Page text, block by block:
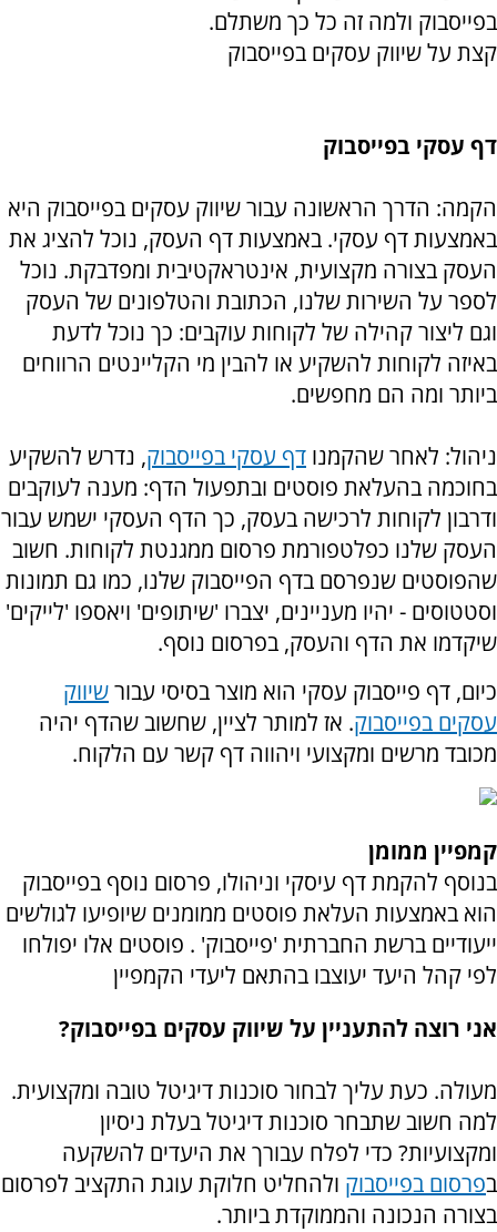
בפייסבוק ולמה זה כל כך משתלם.
קצת על שיווק עסקים בפייסבוק
דף עסקי בפייסבוק
הקמה: הדרך הראשונה עבור שיווק עסקים בפייסבוק היא
באמצעות דף עסקי. באמצעות דף העסק, נוכל להציג את
העסק בצורה מקצועית, אינטראקטיבית ומפדבקת. נוכל
לספר על השירות שלנו, הכתובת והטלפונים של העסק
וגם ליצור קהילה של לקוחות עוקבים: כך נוכל לדעת
באיזה לקוחות להשקיע או להבין מי הקליינטים הרווחים
ביותר ומה הם מחפשים.
ניהול: לאחר שהקמנו דף עסקי בפייסבוק, נדרש להשקיע
בחוכמה בהעלאת פוסטים ובתפעול הדף: מענה לעוקבים
ודרבון לקוחות לרכישה בעסק, כך הדף העסקי ישמש עבור
העסק שלנו כפלטפורמת פרסום ממגנטת לקוחות. חשוב
שהפוסטים שנפרסם בדף הפייסבוק שלנו, כמו גם תמונות
וסטטוסים - יהיו מעניינים, יצברו 'שיתופים' ויאספו 'לייקים'
שיקדמו את הדף והעסק, בפרסום נוסף.
כיום, דף פייסבוק עסקי הוא מוצר בסיסי עבורשיווק
עסקים בפייסבוק. אז למותר לציין, שחשוב שהדף יהיה
מכובד מרשים ומקצועי ויהווה דף קשר עם הלקוח.
קמפיין ממומן
בנוסף להקמת דף עיסקי וניהולו, פרסום נוסף בפייסבוק
הוא באמצעות העלאת פוסטים ממומנים שיופיעו לגולשים
ייעודיים ברשת החברתית 'פייסבוק' . פוסטים אלו יפולחו
לפי קהל היעד יעוצבו בהתאם ליעדי הקמפיין
אני רוצה להתעניין על שיווק עסקים בפייסבוק?
מעולה. כעת עליך לבחור סוכנות דיגיטל טובה ומקצועית.
למה חשוב שתבחר סוכנות דיגיטל בעלת ניסיון
ומקצועיות? כדי לפלח עבורך את היעדים להשקעה
בפרסום בפייסבוק ולהחליט חלוקת עוגת התקציב לפרסום
בצורה הנכונה והממוקדת ביותר.